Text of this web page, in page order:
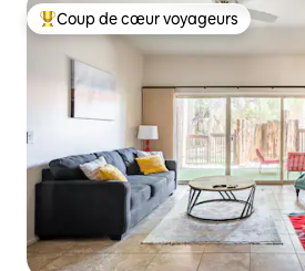
Coups de cœur voyageurs les plus
Coup de cœur voyageurs